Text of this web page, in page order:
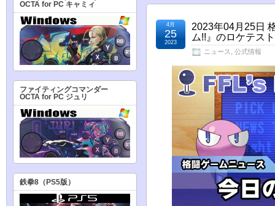
2023年04月25日
ム!!』のロケテス
ニュース 公式情報
4月
25
2023
OCTA for PC キャミィ
ファイティングコマンダー
OCTA for PC ジュリ
鉄拳8（PS5版）